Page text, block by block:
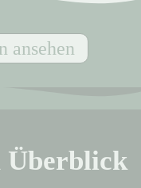
ansehen
Überblick